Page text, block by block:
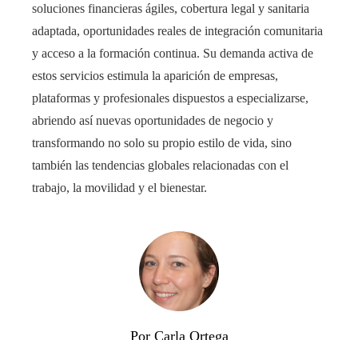
soluciones financieras ágiles, cobertura legal y sanitaria
adaptada, oportunidades reales de integración comunitaria
y acceso a la formación continua. Su demanda activa de
estos servicios estimula la aparición de empresas,
plataformas y profesionales dispuestos a especializarse,
abriendo así nuevas oportunidades de negocio y
transformando no solo su propio estilo de vida, sino
también las tendencias globales relacionadas con el
trabajo, la movilidad y el bienestar.
Por Carla Ortega